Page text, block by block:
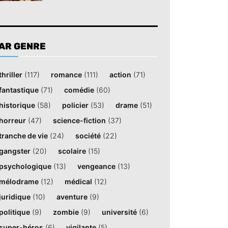
GENRE
(117) romance (111) action (71)
(71) comédie (60)
(58) policier (53) drame (51)
(47) science-fiction (37)
de vie (24) société (22)
(20) scolaire (15)
(13) vengeance (13)
(12) médical (12)
(10) aventure (9)
(9) zombie (9) université (6)